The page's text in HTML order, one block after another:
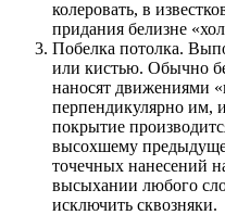
колеровать, в
придания белизне
Побелка потолка.
или кистью. Обычно
наносят движениями
перпендикулярно им,
покрытие
высохшему
точечных нанесений
высыхании любого
исключить сквозняки.